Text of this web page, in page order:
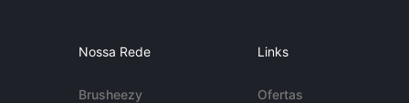
Nossa Rede
Brusheezy
Links
Ofertas